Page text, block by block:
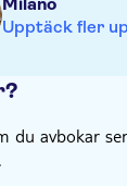
Upptäck fler
du avbokar